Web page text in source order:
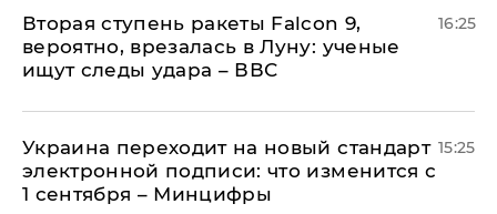
Вторая ступень ракеты Falcon 9,
вероятно, врезалась в Луну: ученые
ищут следы удара – ВВС
16:25
Украина переходит на новый стандарт
электронной подписи: что изменится с
1 сентября – Минцифры
15:25